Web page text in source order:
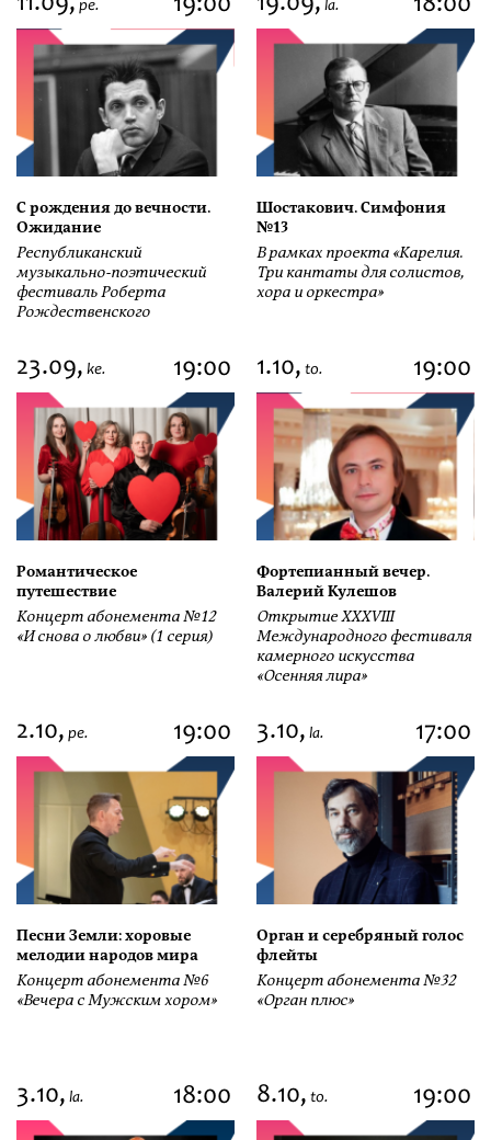
pe. 19:00
С рождения до вечности.
Ожидание
Республиканский
музыкально-поэтический
фестиваль Роберта
Рождественского
la. 18:00
Шостакович. Симфония
№13
В рамках проекта «Карелия.
Три кантаты для солистов,
хора и оркестра»
23.09, ke. 19:00
Романтическое
путешествие
Концерт абонемента №12
«И снова о любви» (1 серия)
1.10, to. 19:00
Фортепианный вечер.
Валерий Кулешов
Открытие ХХХVIII
Международного фестиваля
камерного искусства
«Осенняя лира»
2.10, pe. 19:00
Песни Земли: хоровые
мелодии народов мира
Концерт абонемента №6
«Вечера с Мужским хором»
3.10, la. 17:00
Орган и серебряный голос
флейты
Концерт абонемента №32
«Орган плюс»
3.10, la. 18:00 8.10, to. 19:00